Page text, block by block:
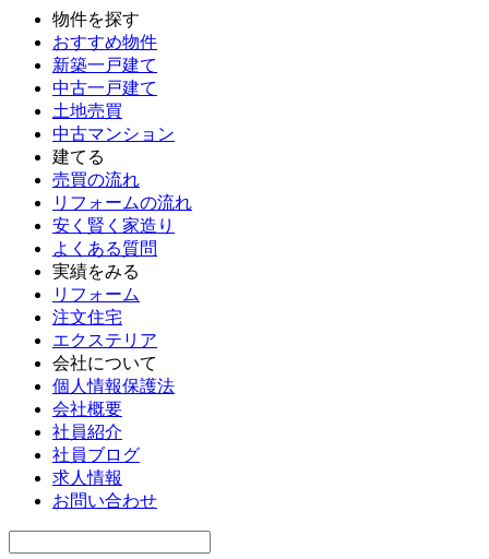
物件を探す
おすすめ物件
新築一戸建て
中古一戸建て
土地売買
中古マンション
建てる
売買の流れ
リフォームの流れ
安く賢く家造り
よくある質問
実績をみる
リフォーム
注文住宅
エクステリア
会社について
個人情報保護法
会社概要
社員紹介
社員ブログ
求人情報
お問い合わせ